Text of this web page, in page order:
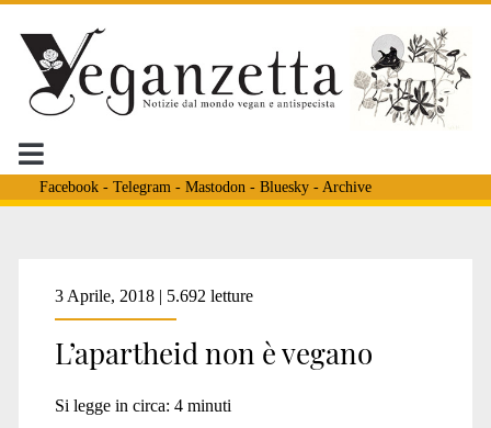
Facebook- Telegram - Mastodon - Bluesky- Archive
Tag:
<span>diritti
3 Aprile, 2018 | 5.692 letture
L’apartheid non è vegano
Si legge in circa: 4 minuti